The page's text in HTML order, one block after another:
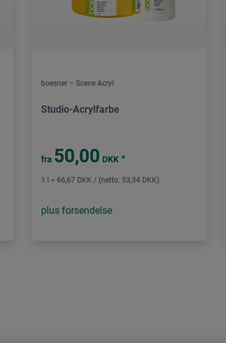
boesner – Scene Acryl
Studio-Acrylfarbe
fra 50,00 DKK *
1 l = 66,67 DKK / (netto: 53,34 DKK)
plus forsendelse